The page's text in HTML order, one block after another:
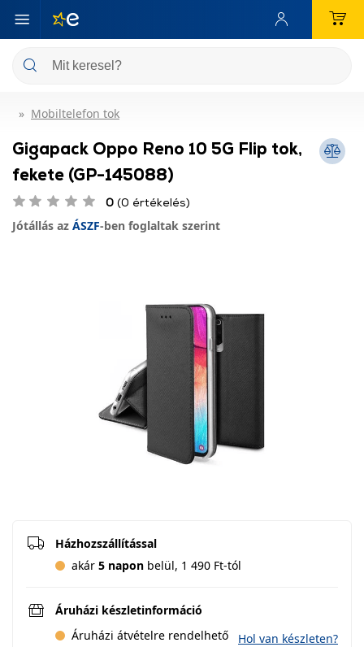
Mobiltelefon tok
Gigapack Oppo Reno 10 5G Flip tok,
fekete (GP-145088)
0 (0 értékelés)
Jótállás az ÁSZF-ben foglaltak szerint
Házhozszállítással
akár 5 napon belül, 1 490 Ft-tól
Áruházi készletinformáció
Áruházi átvételre rendelhető
Hol van készleten?